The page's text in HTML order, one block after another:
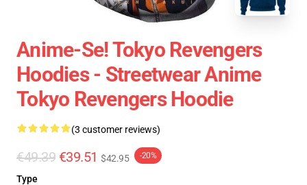
Anime-Se! Tokyo Revengers
Hoodies - Streetwear Anime
Tokyo Revengers Hoodie
(3 customer reviews)
€49.39 €39.51 $42.95 -20%
Type